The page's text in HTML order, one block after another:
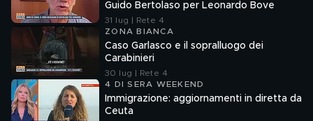
Guido Bertolaso per Leonardo Bove
31 lug | Rete 4
ZONA BIANCA
Caso Garlasco e il sopralluogo dei
Carabinieri
30 lug | Rete 4
4 DI SERA WEEKEND
Immigrazione: aggiornamenti in diretta da
Ceuta